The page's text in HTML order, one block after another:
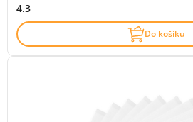
4.3
Do košíku